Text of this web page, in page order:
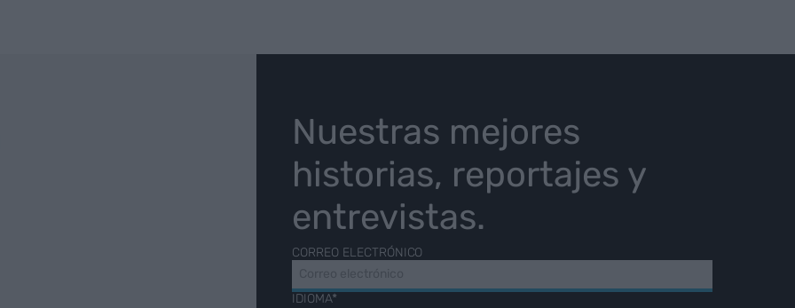
Nuestras mejores
historias, reportajes y
entrevistas.
CORREO ELECTRÓNICO
IDIOMA*